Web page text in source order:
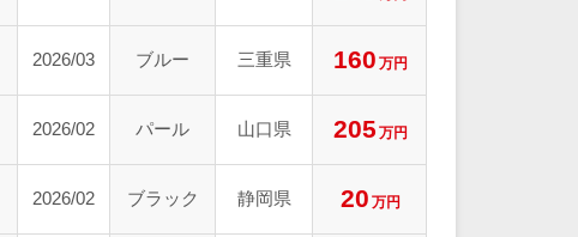
2026/03 ブルー 三重県 160 万円
2026/02 パール 山口県 205 万円
2026/02 ブラック 静岡県 20 万円